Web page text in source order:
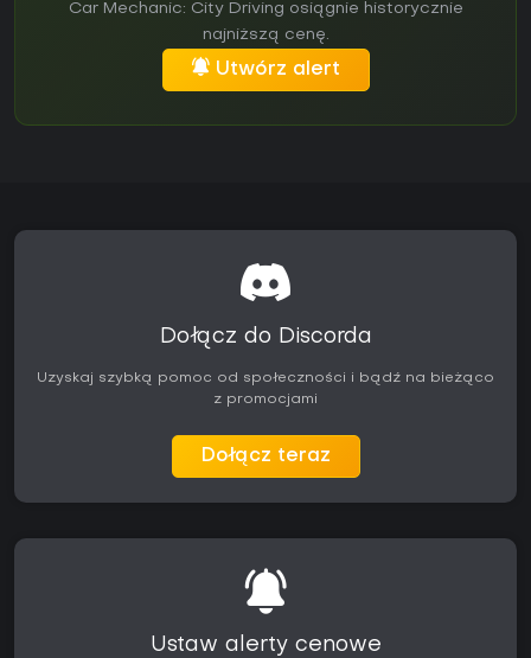
Car Mechanic: City Driving osiągnie historycznie
najniższą cenę.
Utwórz alert
Dołącz do Discorda
Uzyskaj szybką pomoc od społeczności i bądź na bieżąco
z promocjami
Dołącz teraz
Ustaw alerty cenowe